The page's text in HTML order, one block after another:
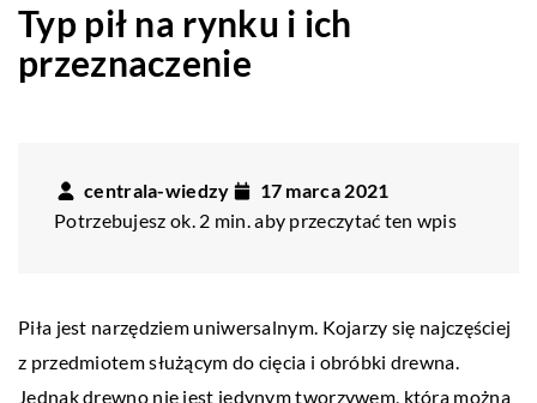
Typ pił na rynku i ich
przeznaczenie
centrala-wiedzy
17 marca 2021
Potrzebujesz ok. 2 min. aby przeczytać ten wpis
Piła jest narzędziem uniwersalnym. Kojarzy się najczęściej
z przedmiotem służącym do cięcia i obróbki drewna.
Jednak drewno nie jest jedynym tworzywem, która można